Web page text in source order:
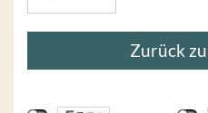
Zurück